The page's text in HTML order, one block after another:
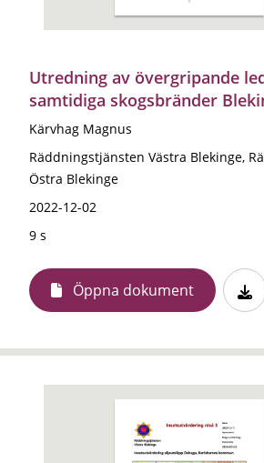
Utredning av övergripande
samtidiga skogsbränder
Kärvhag Magnus
Räddningstjänsten Västra Blekinge,
Östra Blekinge
2022-12-02
9 s
Öppna dokument